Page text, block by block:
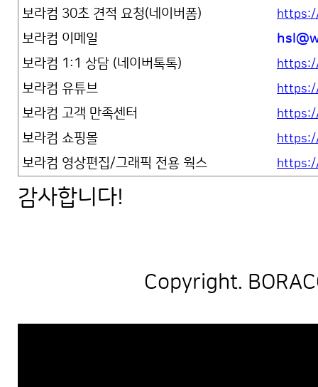
보라컴 30초 견적 요청(네이버폼)
보라컴 이메일
보라컴 1:1 상담 (네이버톡톡)
보라컴 유튜브
보라컴 고객 만족센터
보라컴 쇼핑몰
보라컴 영상편집/그래픽 전용 웍스
감사합니다!
Copyright.